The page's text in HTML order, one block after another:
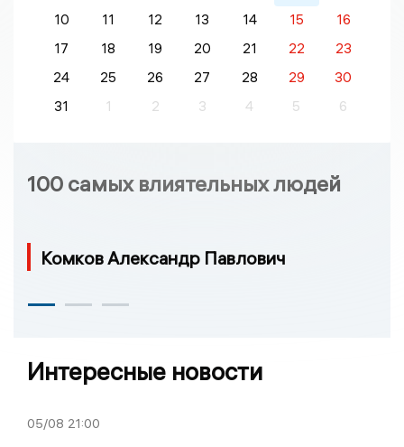
10
11 12 13 14 15
16
17
18 19 20 21 22
23
24
25 26 27 28 29
30
31
1 2 3 4 5 6
100 самых влиятельных людей
Комков Александр Павлович
Интересные новости
05/08 21:00